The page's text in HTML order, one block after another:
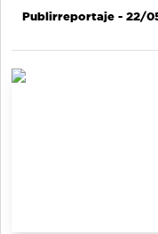
Publirreportaje - 22/